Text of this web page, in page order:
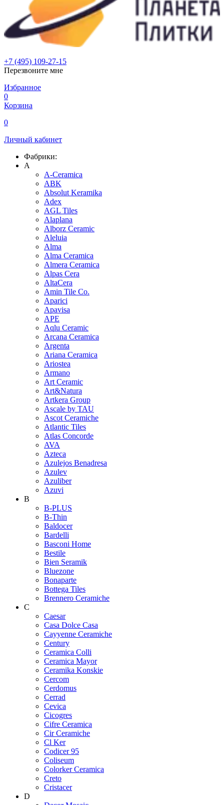
+7 (495) 109-27-15
Перезвоните мне
Избранное
0
Корзина
0
Личный кабинет
Фабрики:
A
A-Ceramica
ABK
Absolut Keramika
Adex
AGL Tiles
Alaplana
Alborz Ceramic
Aleluia
Alma
Alma Ceramica
Almera Ceramica
Alpas Cera
AltaCera
Amin Tile Co.
Aparici
Apavisa
APE
Aqlu Ceramic
Arcana Ceramica
Argenta
Ariana Ceramica
Ariostea
Armano
Art Ceramic
Art&Natura
Artkera Group
Ascale by TAU
Ascot Ceramiche
Atlantic Tiles
Atlas Concorde
AVA
Azteca
Azulejos Benadresa
Azulev
Azuliber
Azuvi
B
B-PLUS
B-Thin
Baldocer
Bardelli
Basconi Home
Bestile
Bien Seramik
Bluezone
Bonaparte
Bottega Tiles
Brennero Ceramiche
C
Caesar
Casa Dolce Casa
Cayyenne Ceramiche
Century
Ceramica Colli
Ceramica Mayor
Ceramika Konskie
Cercom
Cerdomus
Cerrad
Cevica
Cicogres
Cifre Ceramica
Cir Ceramiche
Cl Ker
Codicer 95
Coliseum
Colorker Ceramica
Creto
Cristacer
D